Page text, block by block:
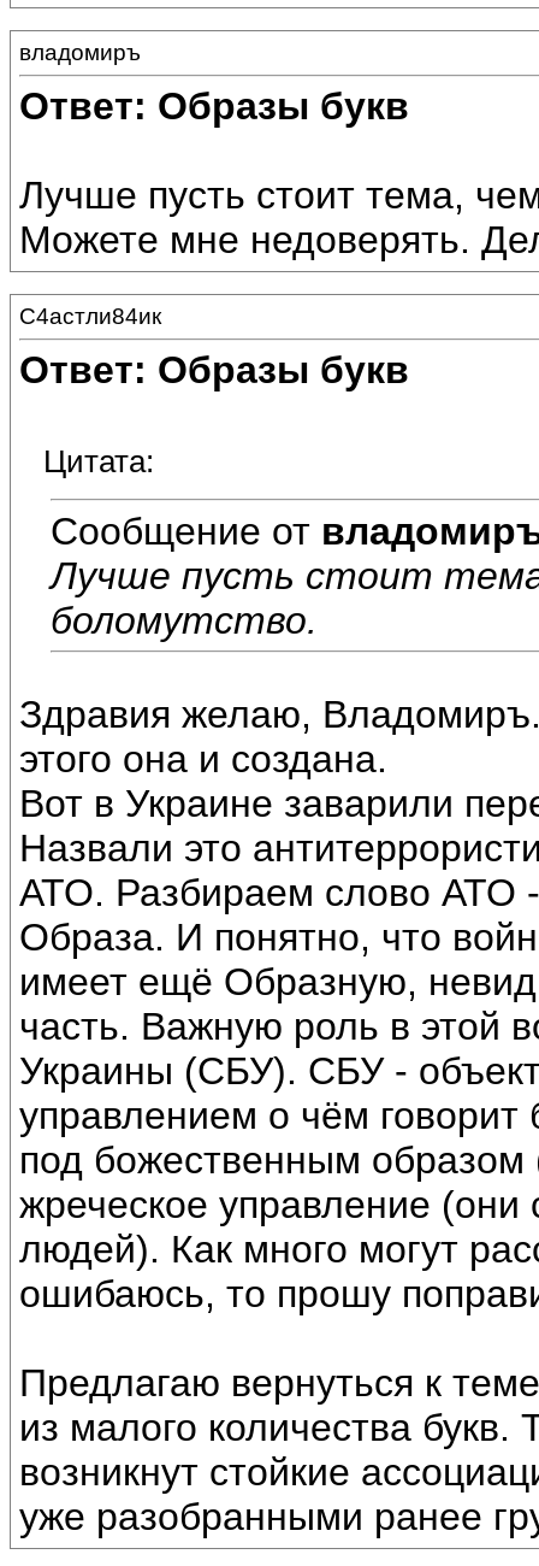
владомиръ
Ответ: Образы букв
Лучше пусть стоит тема,
Можете мне недоверять.
С4астли84ик
Ответ: Образы букв
Цитата:
Сообщение от
Лучше пусть стоит
боломутство.
Здравия желаю,
этого она и создана.
Вот в Украине заварили
Назвали это
АТО. Разбираем слово АТО -
Образа. И понятно, что
имеет ещё Образную,
часть. Важную роль в этой
Украины (СБУ). СБУ -
управлением о чём говорит
под божественным образом
жреческое управление
людей). Как много могут
ошибаюсь, то прошу
Предлагаю вернуться к
из малого количества букв.
возникнут стойкие
уже разобранными ранее